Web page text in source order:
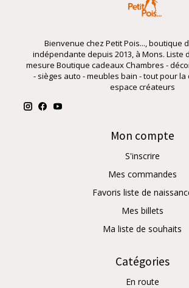
Bienvenue chez Petit Pois..., boutique
indépendante depuis 2013, à Mons. Liste
mesure Boutique cadeaux Chambres -
- sièges auto - meubles bain - tout pour
espace créateurs
Mon compte
S'inscrire
Mes commandes
Favoris liste de
Mes billets
Ma liste de souhaits
Catégories
En route